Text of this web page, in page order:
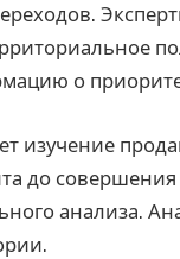
о
изучение
до
анализа.